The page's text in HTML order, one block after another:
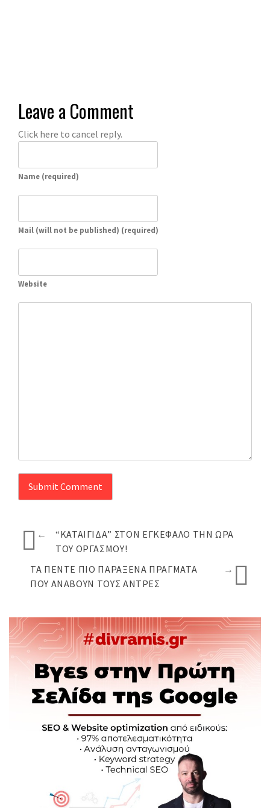
Leave a Comment
Click here to cancel reply.
Name (required)
Mail (will not be published) (required)
Website
←
“ΚΑΤΑΙΓΊΔΑ” ΣΤΟΝ ΕΓΚΈΦΑΛΟ ΤΗΝ ΏΡΑ
ΤΟΥ ΟΡΓΑΣΜΟΎ!
ΤΑ ΠΈΝΤΕ ΠΙΟ ΠΑΡΆΞΕΝΑ ΠΡΆΓΜΑΤΑ
ΠΟΥ ΑΝΆΒΟΥΝ ΤΟΥΣ ΆΝΤΡΕΣ
→